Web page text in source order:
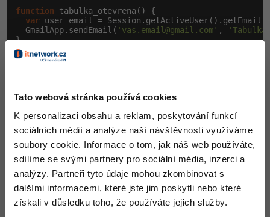
Tato webová stránka používá cookies
K personalizaci obsahu a reklam, poskytování funkcí
sociálních médií a analýze naší návštěvnosti využíváme
soubory cookie. Informace o tom, jak náš web používáte,
sdílíme se svými partnery pro sociální média, inzerci a
analýzy. Partneři tyto údaje mohou zkombinovat s
dalšími informacemi, které jste jim poskytli nebo které
získali v důsledku toho, že používáte jejich služby.
function tabulka_otevrena() {
var user_email =
  GmailApp.sendEmail(
' vas.email@gmail.com ' ,
}
V editoru skriptů z menu vybereme volbu Upravit -
záložka, její adresa začínáhttps://script.google.com
to místo, kde můžeme zjistit a nastavovat spoustu věcí o
všech svých skriptech. Na této stránce je Google nazývá
projekty.
Protože jsme se na stránku dostali z editoru skriptů,
máme již vybraný konkrétní projekt a přehled jeho
spouštěčů. Žádný spouštěč zatím nemáme, takže
klikneme vpravo dole na tlačítko Přidat spouštěč a v